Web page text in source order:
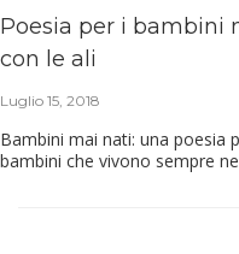
Poesia per i bambini
con le ali
Luglio 15, 2018
Bambini mai nati: una poesia
bambini che vivono sempre